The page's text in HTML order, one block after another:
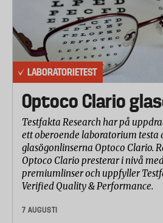
LABORATORIETEST
Optoco Clario
Testfakta Research har på
ett oberoende laboratorium testa
glasögonlinserna Optoco Clario.
Optoco Clario presterar i nivå
premiumlinser och uppfyller
Verified Quality & Performance.
7 AUGUSTI